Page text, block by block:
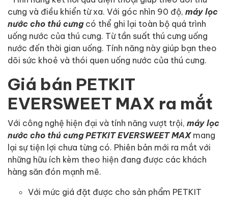
cưng và điều khiển từ xa. Với góc nhìn 90 độ, máy lọc
nước cho thú cưngcó thể ghi lại toàn bộ quá trình
uống nước của thú cưng. Từ tần suất thú cưng uống
nước đến thời gian uống. Tính năng này giúp bạn theo
dõi sức khoẻ và thói quen uống nước của thú cưng.
Giá bán PETKIT
EVERSWEET MAX ra mắt
Với công nghệ hiện đại và tính năng vượt trội, máy lọc
nước cho thú cưng PETKIT EVERSWEET MAX mang
lại sự tiện lợi chưa từng có. Phiên bản mới ra mắt với
những hữu ích kèm theo hiện đang được các khách
hàng săn đón mạnh mẽ.
Với mức giá đặt được cho sản phẩm PETKIT